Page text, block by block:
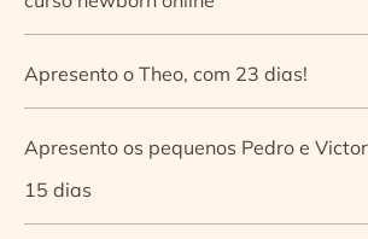
Apresento o Theo, com 23 dias!
Apresento os pequenos Pedro e
15 dias